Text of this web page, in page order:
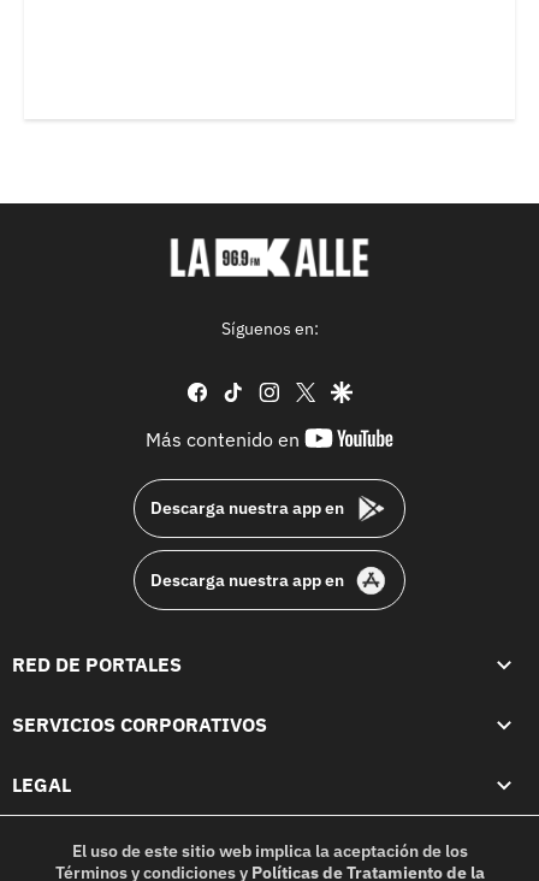
Síguenos en:
facebook
tiktok instagram
twittergoogle
Más contenido en
youtube-
Descarga nuestra app en
Descarga nuestra app en
RED DE PORTALES
SERVICIOS CORPORATIVOS
LEGAL
El uso de este sitio web implica la aceptación de los
Términos y condicionesy Políticas de Tratamiento de la